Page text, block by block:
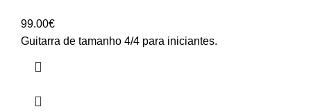
99.00€
Guitarra de tamanho 4/4 para iniciantes.